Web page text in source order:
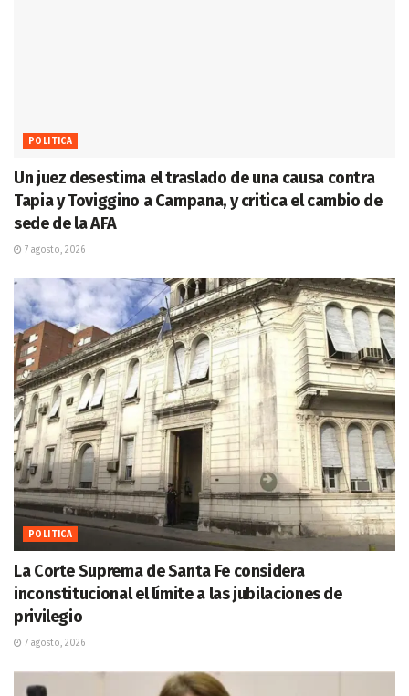
POLITICA
Un juez desestima el traslado de una causa contra
Tapia y Toviggino a Campana, y critica el cambio de
sede de la AFA
7 agosto, 2026
POLITICA
La Corte Suprema de Santa Fe considera
inconstitucional el límite a las jubilaciones de
privilegio
7 agosto, 2026